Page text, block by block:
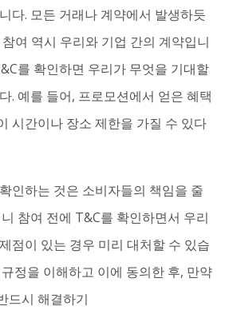
다. 모든 거래나 계약에서 발생하듯
여 역시 우리와 기업 간의 계약입니
를 확인하면 우리가 무엇을 기대할
. 예를 들어, 프로모션에서 얻은 혜택
시간이나 장소 제한을 가질 수 있다
인하는 것은 소비자들의 책임을 줄
참여 전에 T&C를 확인하면서 우리
점이 있는 경우 미리 대처할 수 있습
정을 이해하고 이에 동의한 후, 만약
드시 해결하기